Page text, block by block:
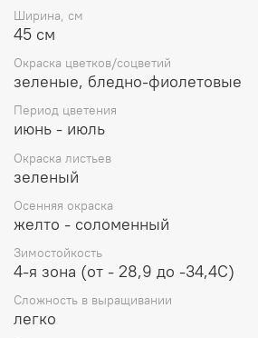
лучших сортов выглядят
отличный задний фон (холст), а
план(вуаль). Не переносит зимнего
Ширина, см
45 см
Окраска цветков/соцветий
зеленые, бледно-фиолетовые
Период цветения
июнь - июль
Окраска листьев
зеленый
Осенняя окраска
желто - соломенный
Зимостойкость
4-я зона (от - 28,9 до -34,4С)
Сложность в выращивании
легко